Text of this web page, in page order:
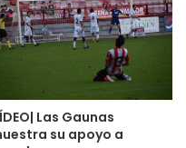
1048978915530870
1048981884926152
Las Gaunas
su apoyo a